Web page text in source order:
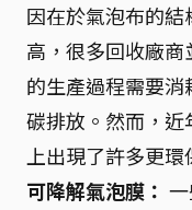
因在於氣泡布的
高，很多回收廠
的生產過程需要
碳排放。然而，
上出現了許多更
可降解氣泡膜：